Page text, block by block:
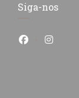
Siga-nos
Facebook